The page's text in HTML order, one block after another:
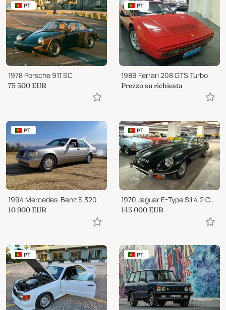
PT
1978 Porsche 911 SC
75 500 EUR
PT
1989 Ferrari 208 GTS Turbo
Prezzo su richiesta
PT
1994 Mercedes-Benz S 320
10 900 EUR
PT
1970 Jaguar E-Type SII 4.2 Cabriolet
145 000 EUR
PT PT